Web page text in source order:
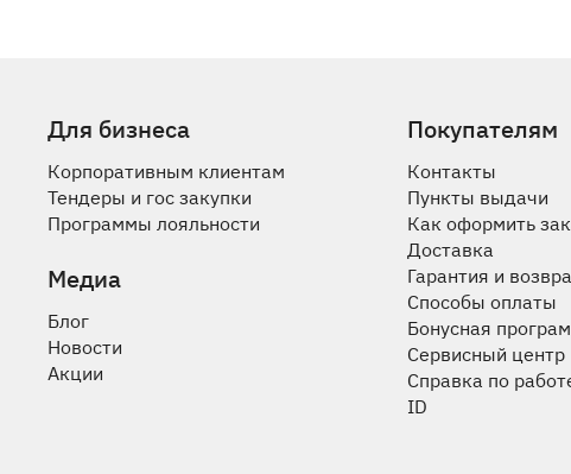
Для бизнеса
Корпоративным клиентам
Тендеры и гос закупки
Программы лояльности
Медиа
Блог
Новости
Акции
Покупателям
Контакты
Пункты выдачи
Как оформить
Доставка
Гарантия и
Способы оплаты
Бонусная
Сервисный центр
Справка по
ID